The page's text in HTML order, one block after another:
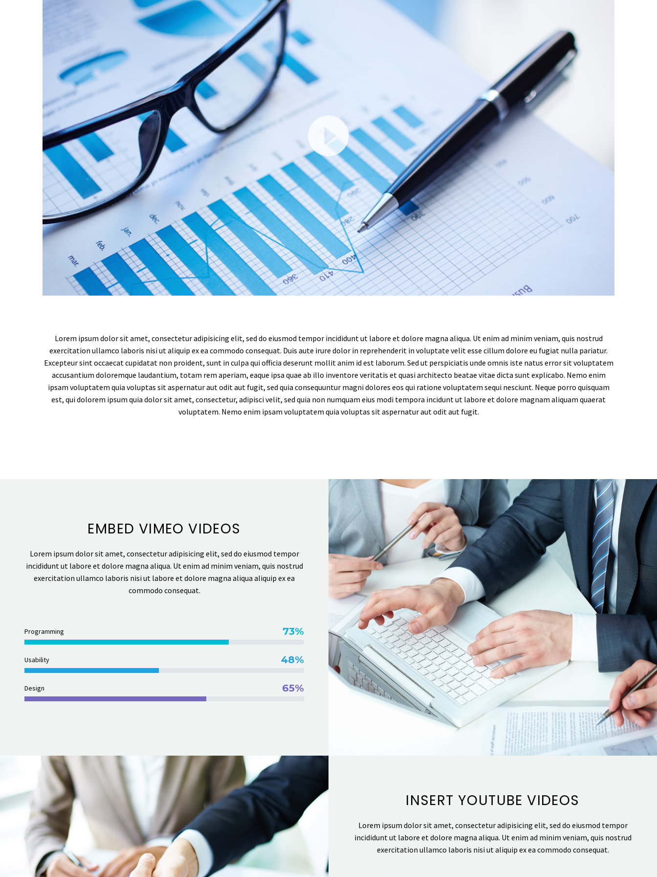
Lorem ipsum dolor sit amet, consectetur adipisicing elit, sed do eiusmod tempor incididunt ut labore et dolore magna aliqua. Ut enim ad minim veniam, quis nostrud
exercitation ullamco laboris nisi ut aliquip ex ea commodo consequat. Duis aute irure dolor in reprehenderit in voluptate velit esse cillum dolore eu fugiat nulla pariatur.
Excepteur sint occaecat cupidatat non proident, sunt in culpa qui officia deserunt mollit anim id est laborum. Sed ut perspiciatis unde omnis iste natus error sit voluptatem
accusantium doloremque laudantium, totam rem aperiam, eaque ipsa quae ab illo inventore veritatis et quasi architecto beatae vitae dicta sunt explicabo. Nemo enim
ipsam voluptatem quia voluptas sit aspernatur aut odit aut fugit, sed quia consequuntur magni dolores eos qui ratione voluptatem sequi nesciunt. Neque porro quisquam
est, qui dolorem ipsum quia dolor sit amet, consectetur, adipisci velit, sed quia non numquam eius modi tempora incidunt ut labore et dolore magnam aliquam quaerat
voluptatem. Nemo enim ipsam voluptatem quia voluptas sit aspernatur aut odit aut fugit.
EMBED VIMEO VIDEOS
Lorem ipsum dolor sit amet, consectetur adipisicing elit, sed do eiusmod tempor
incididunt ut labore et dolore magna aliqua. Ut enim ad minim veniam, quis nostrud
exercitation ullamco laboris nisi ut labore et dolore magna aliqua aliquip ex ea
commodo consequat.
Programming 73%
Usability 48%
Design 65%
INSERT YOUTUBE VIDEOS
Lorem ipsum dolor sit amet, consectetur adipisicing elit, sed do eiusmod tempor
incididunt ut labore et dolore magna aliqua. Ut enim ad minim veniam, quis nostrud
exercitation ullamco laboris nisi ut aliquip ex ea commodo consequat.